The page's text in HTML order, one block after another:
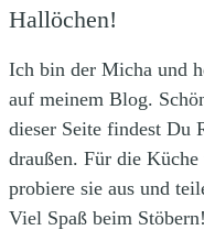
Hallöchen!
Ich bin der Micha und
auf meinem Blog.
dieser Seite findest Du
draußen. Für die
probiere sie aus und
Viel Spaß beim Stöbern!